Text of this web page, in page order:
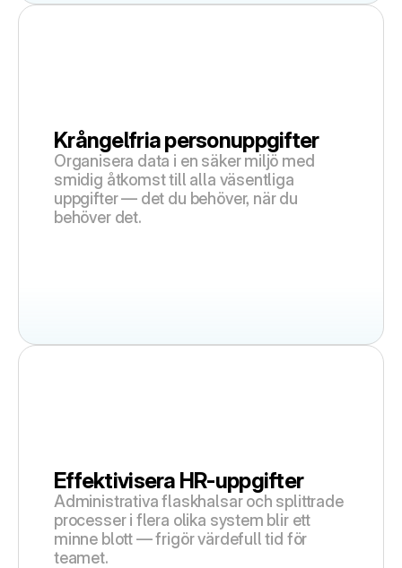
Effektivisera HR-uppgifter
Administrativa flaskhalsar och splittrade
processer i flera olika system blir ett
minne blott — frigör värdefull tid för
teamet.
Krångelfria personuppgifter
Organisera data i en säker miljö med
smidig åtkomst till alla väsentliga
uppgifter — det du behöver, när du
behöver det.